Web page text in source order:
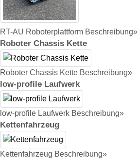
RT-AU Roboterplattform Beschreibung»
Roboter Chassis Kette
Roboter Chassis Kette Beschreibung»
low-profile Laufwerk
low-profile Laufwerk Beschreibung»
Kettenfahrzeug
Kettenfahrzeug Beschreibung»